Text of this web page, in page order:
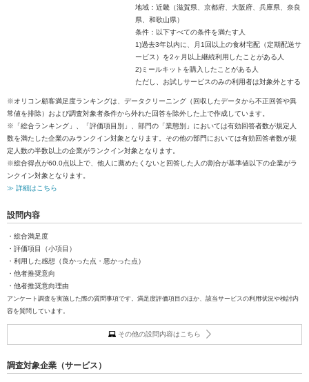
地域：近畿（滋賀県、京都府、大阪府、兵庫県、奈良
県、和歌山県）
条件：以下すべての条件を満たす人
1)過去3年以内に、月1回以上の食材宅配（定期配送サ
ービス）を2ヶ月以上継続利用したことがある人
2)ミールキットを購入したことがある人
ただし、お試しサービスのみの利用者は対象外とする
※オリコン顧客満足度ランキングは、データクリーニング（回収したデータから不正回答や異
常値を排除）および調査対象者条件から外れた回答を除外した上で作成しています。
※「総合ランキング」、「評価項目別」、部門の「業態別」においては有効回答者数が規定人
数を満たした企業のみランクイン対象となります。その他の部門においては有効回答者数が規
定人数の半数以上の企業がランクイン対象となります。
※総合得点が60.0点以上で、他人に薦めたくないと回答した人の割合が基準値以下の企業がラ
ンクイン対象となります。
≫ 詳細はこちら
設問内容
・総合満足度
・評価項目（小項目）
・利用した感想（良かった点・悪かった点）
・他者推奨意向
・他者推奨意向理由
アンケート調査を実施した際の質問事項です。満足度評価項目のほか、該当サービスの利用状況や検討内
容を質問しています。
その他の設問内容はこちら
調査対象企業（サービス）